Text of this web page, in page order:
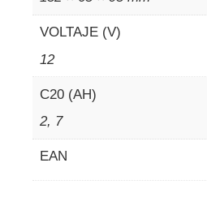
VOLTAJE (V)
12
C20 (AH)
2, 7
EAN